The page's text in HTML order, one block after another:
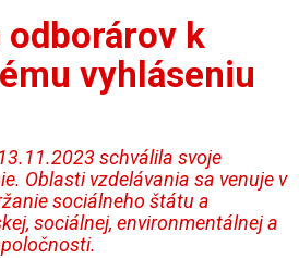
k
vyhláseniu
schválila svoje
Oblasti vzdelávania sa venuje v
sociálneho štátu a
sociálnej, environmentálnej a